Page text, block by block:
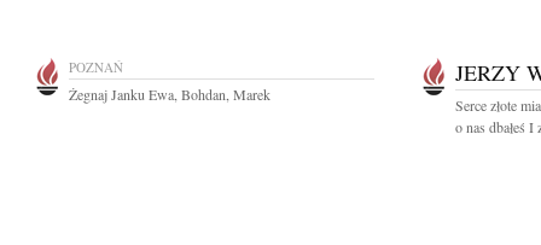
POZNAŃ
Żegnaj Janku Ewa, Bohdan, Marek
JERZY
Serce złote
o nas dbałeś I